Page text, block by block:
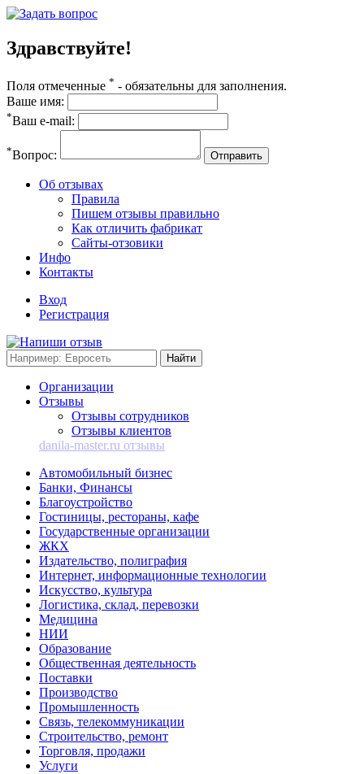
Здравствуйте!
Поля отмеченные * - обязательны для заполнения.
Ваше имя:
*Ваш e-mail:
*Вопрос: Отправить
Об отзывах
Правила
Пишем отзывы правильно
Как отличить фабрикат
Сайты-отзовики
Инфо
Контакты
Вход
Регистрация
Организации
Отзывы
Отзывы сотрудников
Отзывы клиентов
danila-master.ru отзывы
Автомобильный бизнес
Банки, Финансы
Благоустройство
Гостиницы, рестораны, кафе
Государственные организации
ЖКХ
Издательство, полиграфия
Интернет, информационные технологии
Искусство, культура
Логистика, склад, перевозки
Медицина
НИИ
Образование
Общественная деятельность
Поставки
Производство
Промышленность
Связь, телекоммуникации
Строительство, ремонт
Торговля, продажи
Услуги